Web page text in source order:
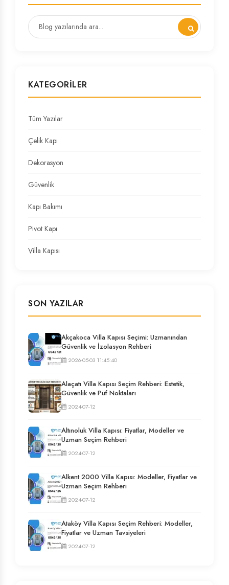
KATEGORILER
Tüm Yazılar
Çelik Kapı
Dekorasyon
Güvenlik
Kapı Bakımı
Pivot Kapı
Villa Kapısı
SON YAZILAR
Akçakoca Villa Kapısı Seçimi: Uzmanından
Güvenlik ve İzolasyon Rehberi
2026-05-03 11:45:40
Alaçatı Villa Kapısı Seçim Rehberi: Estetik,
Güvenlik ve Püf Noktaları
2024-07-12
Altınoluk Villa Kapısı: Fiyatlar, Modeller ve
Uzman Seçim Rehberi
2024-07-12
Alkent 2000 Villa Kapısı: Modeller, Fiyatlar ve
Uzman Seçim Rehberi
2024-07-12
Ataköy Villa Kapısı Seçim Rehberi: Modeller,
Fiyatlar ve Uzman Tavsiyeleri
2024-07-12